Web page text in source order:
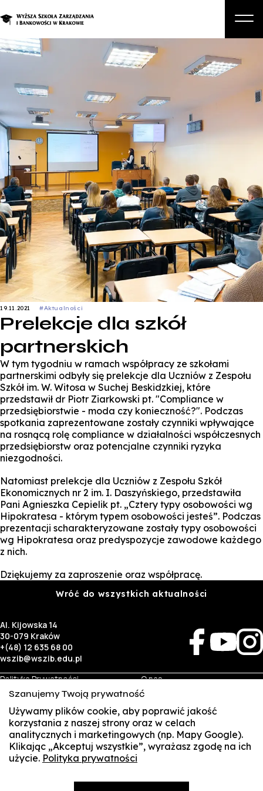
O nas
Studia podyplomowe i kursy
Zapisz się na studia
19.11.2021 #Aktualności
Prelekcje dla szkół
partnerskich
W tym tygodniu w ramach współpracy ze szkołami
partnerskimi odbyły się prelekcje dla Uczniów z Zespołu
Szkół im. W. Witosa w Suchej Beskidzkiej, które
przedstawił dr Piotr Ziarkowski pt. "Compliance w
przedsiębiorstwie - moda czy konieczność?". Podczas
spotkania zaprezentowane zostały czynniki wpływające
na rosnącą rolę compliance w działalności współczesnych
przedsiębiorstw oraz potencjalne czynniki ryzyka
niezgodności.
Natomiast prelekcje dla Uczniów z Zespołu Szkół
Ekonomicznych nr 2 im. I. Daszyńskiego, przedstawiła
Pani Agnieszka Cepielik pt. „Cztery typy osobowości wg
Hipokratesa - którym typem osobowości jesteś”. Podczas
prezentacji scharakteryzowane zostały typy osobowości
wg Hipokratesa oraz predyspozycje zawodowe każdego
z nich.
Dziękujemy za zaproszenie oraz współpracę.
Wróć do wszystkich aktualności
Al. Kijowska 14
30-079 Kraków
+(48) 12 635 68 00
wszib@wszib.edu.pl
Polityka Prywatności
RODO
Identyfikacja wizualna
O nas
Rekrutacja
Studia
Kontakt
Biznes
Wynajem sal
Targi pracy
Student
Multis Multum
Szanujemy Twoją prywatność
Używamy plików cookie, aby poprawić jakość
korzystania z naszej strony oraz w celach
analitycznych i marketingowych (np. Mapy Google).
Klikając „Akceptuj wszystkie”, wyrażasz zgodę na ich
użycie. Polityka prywatności